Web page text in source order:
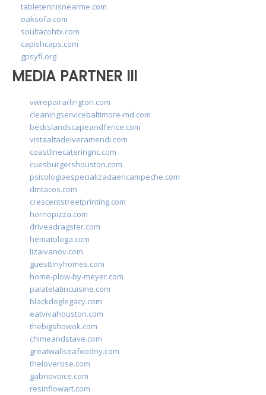
tabletennisnearme.com
oaksofa.com
soultacohtx.com
capishcaps.com
gpsyfl.org
MEDIA PARTNER III
vwrepairarlington.com
cleaningservicebaltimore-md.com
beckslandscapeandfence.com
vistaaltadelveramendi.com
coastlinecateringnc.com
cuesburgershouston.com
psicologiaespecializadaencampeche.com
dmtacos.com
crescentstreetprinting.com
hornopizza.com
driveadragster.com
hematologa.com
lizaivanov.com
guesttinyhomes.com
home-plow-by-meyer.com
palatelatincuisine.com
blackdoglegacy.com
eatvivahouston.com
thebigshowok.com
chimeandstave.com
greatwallseafoodny.com
theloverose.com
gabriovoice.com
resinflowart.com